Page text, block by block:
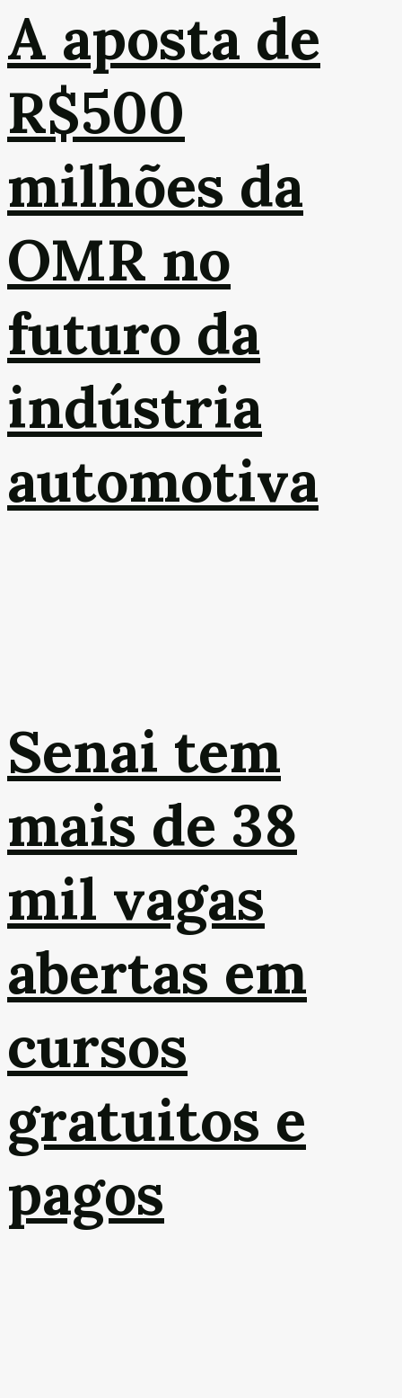
A aposta de
R$500
milhões da
OMR no
futuro da
indústria
automotiva
Senai tem
mais de 38
mil vagas
abertas em
cursos
gratuitos e
pagos